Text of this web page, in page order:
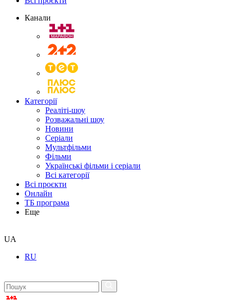
Канали
Категорії
Реаліті-шоу
Розважальні шоу
Новини
Серіали
Мультфільми
Фільми
Українські фільми і серіали
Всі категорії
Всі проєкти
Онлайн
ТБ програма
Еще
UA
RU